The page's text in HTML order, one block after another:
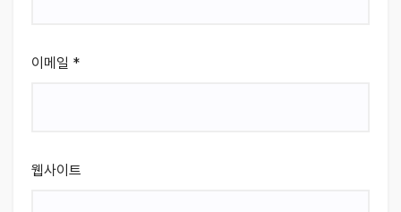
이메일 *
웹사이트